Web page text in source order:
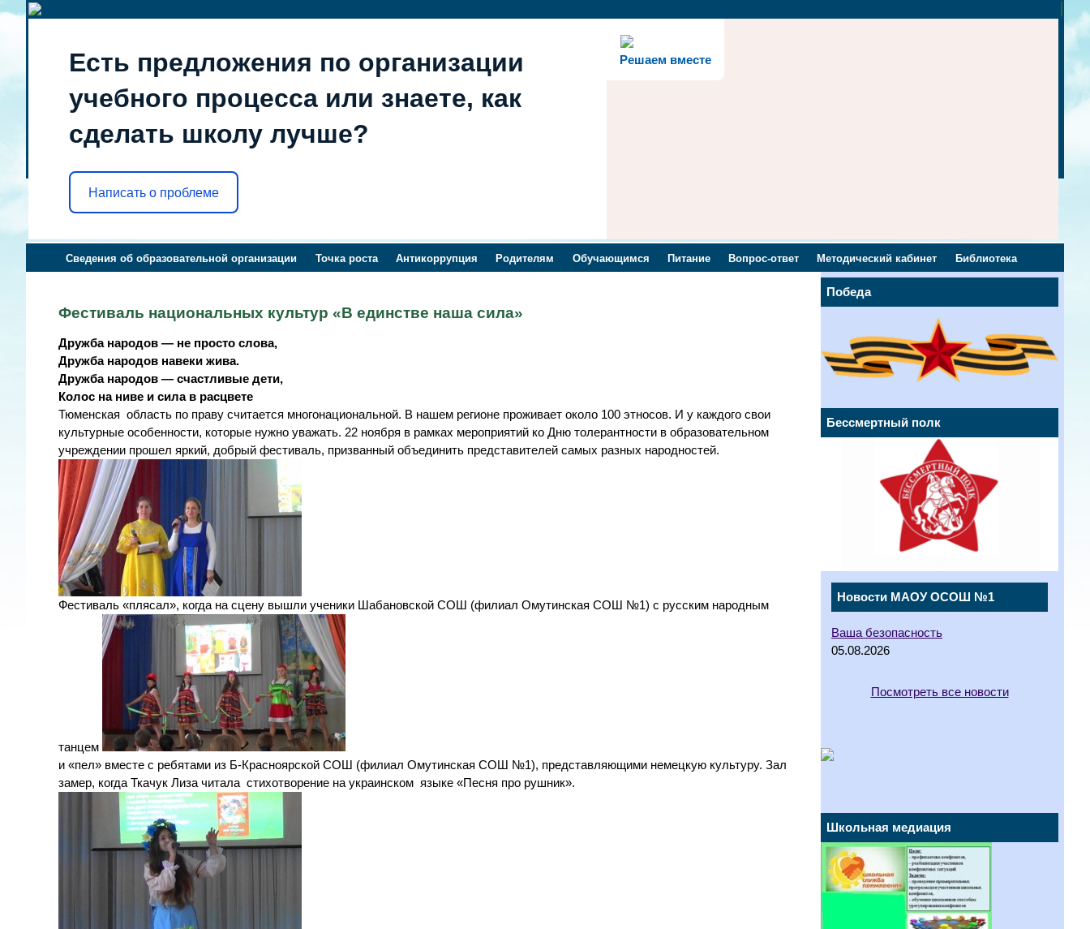
Решаем вместе
Есть предложения по организации
учебного процесса или знаете, как
сделать школу лучше?
Написать о проблеме
Сведения об образовательной организации Точка роста Антикоррупция Родителям Обучающимся Питание Вопрос-ответ Методический кабинет Библиотека
Победа
Бессмертный полк
Новости МАОУ ОСОШ №1
Ваша безопасность
05.08.2026
Посмотреть все новости
Школьная медиация
Фестиваль национальных культур «В единстве наша сила»
Дружба народов — не просто слова,
Дружба народов навеки жива.
Дружба народов — счастливые дети,
Колос на ниве и сила в расцвете
Тюменская область по праву считается многонациональной. В нашем регионе проживает около 100 этносов. И у каждого свои
культурные особенности, которые нужно уважать. 22 ноября в рамках мероприятий ко Дню толерантности в образовательном
учреждении прошел яркий, добрый фестиваль, призванный объединить представителей самых разных народностей.
Фестиваль «плясал», когда на сцену вышли ученики Шабановской СОШ (филиал Омутинская СОШ №1) с русским народным
танцем
и «пел» вместе с ребятами из Б-Красноярской СОШ (филиал Омутинская СОШ №1), представляющими немецкую культуру. Зал
замер, когда Ткачук Лиза читала стихотворение на украинском языке «Песня про рушник».